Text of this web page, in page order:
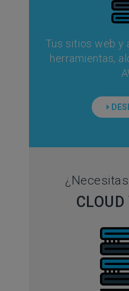
Tus sitios web y
herramientas,
CLOUD